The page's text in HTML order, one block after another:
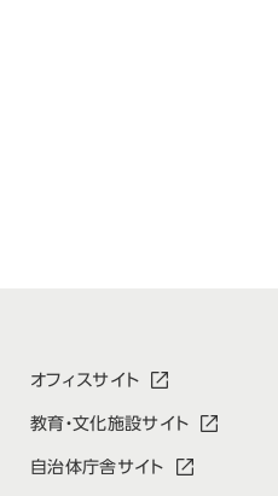
オフィスサイト
教育・文化施設サイト
自治体庁舎サイト